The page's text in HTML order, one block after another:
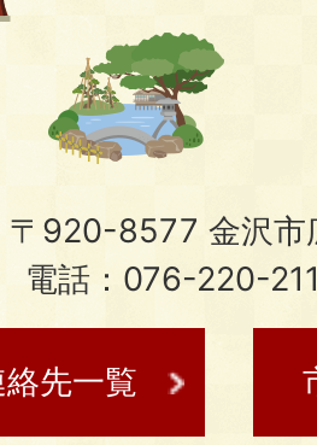
〒920-8577 金沢市
電話：076-220-
先一覧